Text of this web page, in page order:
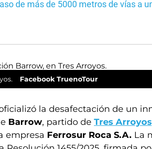
de más de 5000 metros de vías a
Facebook TruenoTour
la desafectación de un
Barrow, partido de Tres Arroyos
empresa Ferrosur Roca S.A. La